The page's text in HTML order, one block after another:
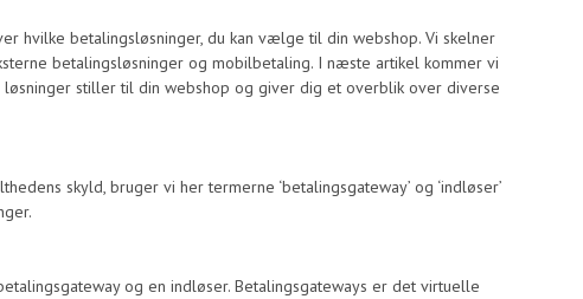
hvilke betalingsløsninger, du kan vælge til din webshop. Vi skelner
betalingsløsninger og mobilbetaling. I næste artikel kommer vi
stiller til din webshop og giver dig et overblik over diverse
skyld, bruger vi her termerne ‘betalingsgateway’ og ‘indløser’
og en indløser. Betalingsgateways er det virtuelle